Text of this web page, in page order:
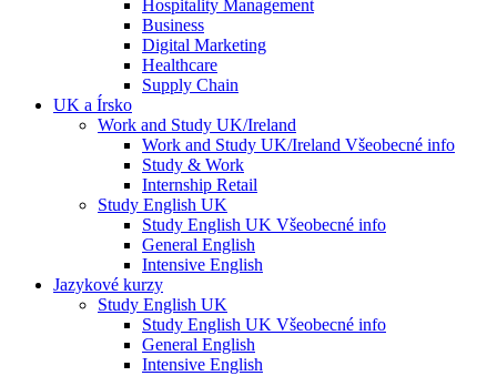
Hospitality Management
Business
Digital Marketing
Healthcare
Supply Chain
UK a Írsko
Work and Study UK/Ireland
Work and Study UK/Ireland Všeobecné info
Study & Work
Internship Retail
Study English UK
Study English UK Všeobecné info
General English
Intensive English
Jazykové kurzy
Study English UK
Study English UK Všeobecné info
General English
Intensive English